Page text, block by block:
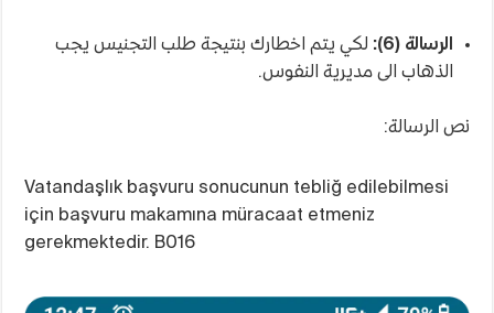
الرسالة (6):
لكي يتم اخطارك بنتيجة طلب التجنيس يجب
الذهاب الى مديرية النفوس.
نص الرسالة:
Vatandaşlık başvuru sonucunun tebliğ edilebilmesi
için başvuru makamına müracaat etmeniz
gerekmektedir. B016